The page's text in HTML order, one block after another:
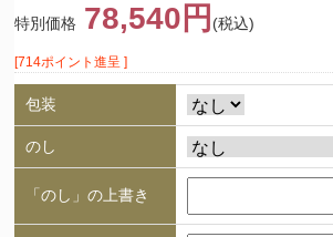
特別価格 78,540円 (税込)
[714ポイント進呈 ]
包装
のし
「のし」の上書き